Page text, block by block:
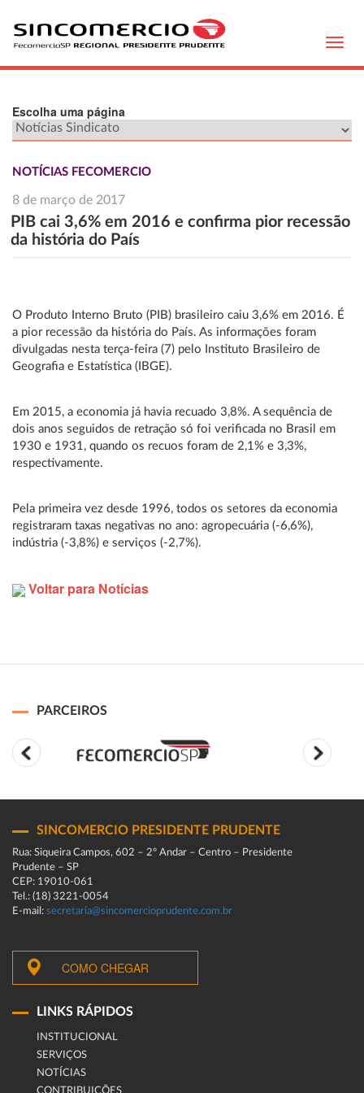
Escolha uma página
NOTÍCIAS FECOMERCIO
8 de março de 2017
PIB cai 3,6% em 2016 e confirma pior recessão
da história do País
O Produto Interno Bruto (PIB) brasileiro caiu 3,6% em 2016. É
a pior recessão da história do País. As informações foram
divulgadas nesta terça-feira (7) pelo Instituto Brasileiro de
Geografia e Estatística (IBGE).
Em 2015, a economia já havia recuado 3,8%. A sequência de
dois anos seguidos de retração só foi verificada no Brasil em
1930 e 1931, quando os recuos foram de 2,1% e 3,3%,
respectivamente.
Pela primeira vez desde 1996, todos os setores da economia
registraram taxas negativas no ano: agropecuária (-6,6%),
indústria (-3,8%) e serviços (-2,7%).
Voltar para Notícias
PARCEIROS
SINCOMERCIO PRESIDENTE PRUDENTE
Rua: Siqueira Campos, 602 – 2º Andar – Centro – Presidente
Prudente – SP
CEP: 19010-061
Tel.: (18) 3221-0054
E-mail: secretaria@sincomercioprudente.com.br
COMO CHEGAR
LINKS RÁPIDOS
INSTITUCIONAL
SERVIÇOS
NOTÍCIAS